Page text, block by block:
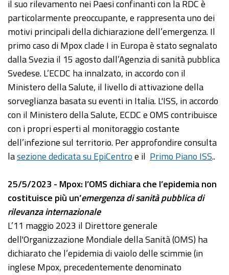
il suo rilevamento nei Paesi confinanti con la RDC è
particolarmente preoccupante, e rappresenta uno dei
motivi principali della dichiarazione dell’emergenza. Il
primo caso di Mpox clade I in Europa è stato segnalato
dalla Svezia il 15 agosto dall’Agenzia di sanità pubblica
Svedese. L’ECDC ha innalzato, in accordo con il
Ministero della Salute, il livello di attivazione della
sorveglianza basata su eventi in Italia. L'ISS, in accordo
con il Ministero della Salute, ECDC e OMS contribuisce
con i propri esperti al monitoraggio costante
dell’infezione sul territorio. Per approfondire consulta
lasezione dedicata su EpiCentroe il Primo Piano ISS..
25/5/2023 - Mpox: l’OMS dichiara che l’epidemia non
costituisce più un’emergenza di sanità pubblica di
rilevanza internazionale
L’11 maggio 2023 il Direttore generale
dell'Organizzazione Mondiale della Sanità (OMS) ha
dichiarato che l’epidemia di vaiolo delle scimmie (in
inglese Mpox, precedentemente denominato